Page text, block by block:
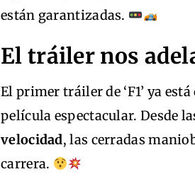
están garantizadas.
El tráiler nos
El primer tráiler de ‘F1’ ya
película espectacular. Desde
velocidad, las cerradas
carrera.